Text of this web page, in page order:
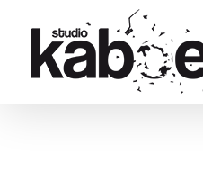
inhoud